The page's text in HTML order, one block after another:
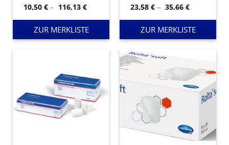
Einsatz.
10,50€ – 116,13€Preisspanne:
10,50 €
bis
116,13 €
ZUR MERKLISTE
23,58€ – 35,66€
23,58 €
bis
35,66 €
ZUR MERKLISTE